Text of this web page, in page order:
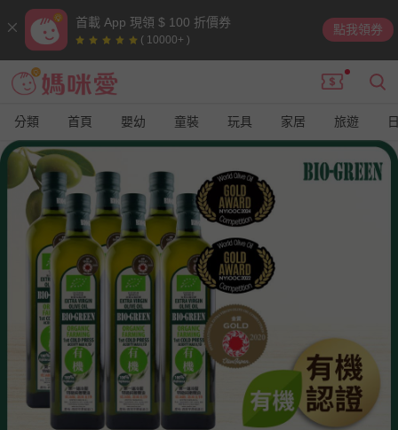
首載 App 現領 $ 100 折價券
( 10000+ )
點我領券
分類 首頁 嬰幼 童裝 玩具 家居 旅遊